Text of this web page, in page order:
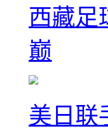
西藏足
巅
美日联